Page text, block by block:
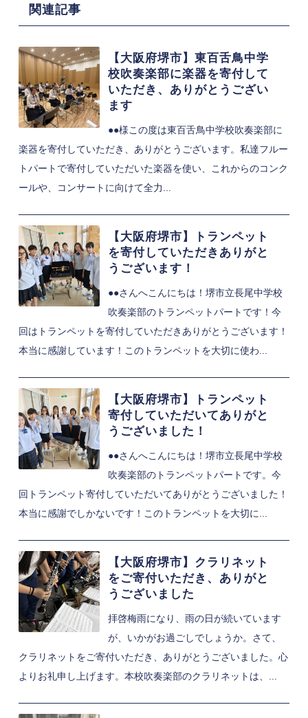
関連記事
【大阪府堺市】東百舌鳥中学
校吹奏楽部に楽器を寄付して
いただき、ありがとうござい
ます
●●様この度は東百舌鳥中学校吹奏楽部に
楽器を寄付していただき、ありがとうございます。私達フルー
トパートで寄付していただいた楽器を使い、これからのコンク
ールや、コンサートに向けて全力...
【大阪府堺市】トランペット
を寄付していただきありがと
うございます！
●●さんへこんにちは！堺市立長尾中学校
吹奏楽部のトランペットパートです！今
回はトランペットを寄付していただきありがとうございます！
本当に感謝しています！このトランペットを大切に使わ...
【大阪府堺市】トランペット
寄付していただいてありがと
うございました！
●●さんへこんにちは！堺市立長尾中学校
吹奏楽部のトランペットパートです。今
回トランペット寄付していただいてありがとうございました！
本当に感謝でしかないです！このトランペットを大切に...
【大阪府堺市】クラリネット
をご寄付いただき、ありがと
うございました
拝啓梅雨になり、雨の日が続いています
が、いかがお過ごしでしょうか。さて、
クラリネットをご寄付いただき、ありがとうございました。心
よりお礼申し上げます。本校吹奏楽部のクラリネットは、...